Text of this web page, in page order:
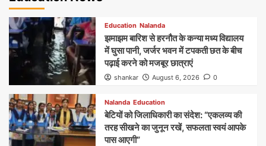
Education Nalanda
झमाझम बारिश से हरनौत के कन्या मध्य विद्यालय
में घुसा पानी, जर्जर भवन में टपकती छत के बीच
पढ़ाई करने को मजबूर छात्राएं
shankar August 6, 2026 0
Nalanda Education
बेटियों को जिलाधिकारी का संदेश: “एकलव्य की
तरह सीखने का जुनून रखें, सफलता स्वयं आपके
पास आएगी”